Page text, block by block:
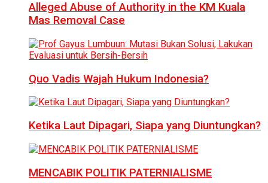
Alleged Abuse of Authority in the KM Kuala
Mas Removal Case
Quo Vadis Wajah Hukum Indonesia?
Ketika Laut Dipagari, Siapa yang Diuntungkan?
MENCABIK POLITIK PATERNIALISME